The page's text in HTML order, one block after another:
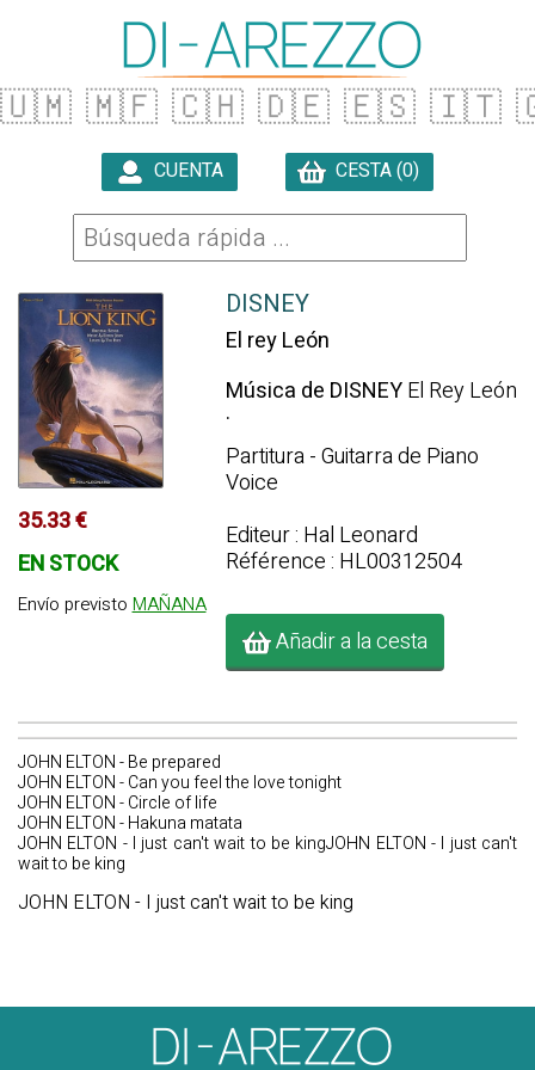
🇺🇲 🇲🇫 🇨🇭 🇩🇪 🇪🇸 🇮🇹
CUENTA CESTA (0)
35.33 €
EN STOCK
Envío previsto MAÑANA
DISNEY
El rey León
Música de DISNEYEl Rey León
.
Partitura - Guitarra de Piano
Voice
Editeur : Hal Leonard
Référence : HL00312504
Añadir a la cesta
JOHN ELTON - Be prepared
JOHN ELTON - Can you feel the love tonight
JOHN ELTON - Circle of life
JOHN ELTON - Hakuna matata
JOHN ELTON - I just can't wait to be kingJOHN ELTON - I just can't
wait to be king
JOHN ELTON - I just can't wait to be king